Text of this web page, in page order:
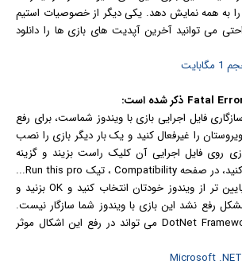
را به همه نمایش دهد. یکی دیگر از خصوصیات استیم
می توانید آخرین آپدیت های بازی ها را دانلود
Fatal ذکر شده است:
فایل اجرایی بازی با ویندوز شماست، برای رفع
را غیرفعال کنید و یک بار دیگر بازی را نصب
روی فایل اجرایی آن کلیک راست بزیند و گزینه
Properties را انتخاب کنید، در صفحه Compatibility ، تیک Run this pro...
را بزنید و یک ویندوز پایین تر از ویندوز خودتان انتخاب کنید و OK بزنید و
رفع نشد این بازی با ویندوز شما سازگار نیست.
همچنین نصب DotNet Framework 3.5 می تواند در رفع این اشکال موثر